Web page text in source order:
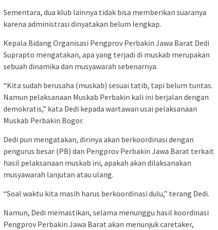
Sementara, dua klub lainnya tidak bisa memberikan suaranya
karena administrasi dinyatakan belum lengkap.
Kepala Bidang Organisasi Pengprov Perbakin Jawa Barat Dedi
Suprapto mengatakan, apa yang terjadi di muskab merupakan
sebuah dinamika dan musyawarah sebenarnya.
“Kita sudah berusaha (muskab) sesuai tatib, tapi belum tuntas.
Namun pelaksanaan Muskab Perbakin kali ini berjalan dengan
demokratis,” kata Dedi kepada wartawan usai pelaksanaan
Muskab Perbakin Bogor.
Dedi pun mengatakan, dirinya akan berkoordinasi dengan
pengurus besar (PB) dan Pengprov Perbakin Jawa Barat terkait
hasil pelaksanaan muskab ini, apakah akan dilaksanakan
musyawarah lanjutan atau ulang.
“Soal waktu kita masih harus berkoordinasi dulu,” terang Dedi.
Namun, Dedi memastikan, selama menunggu hasil koordinasi
Pengprov Perbakin Jawa Barat akan menunjuk caretaker,